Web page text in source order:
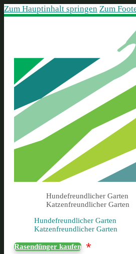
Zum Hauptinhalt springen Zum
Hundefreundlicher Garten
Katzenfreundlicher Garten
Hundefreundlicher Garten
Katzenfreundlicher Garten
Rasendünger kaufen *